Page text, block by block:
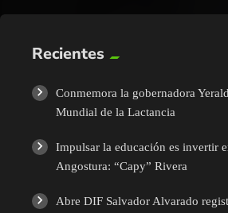
Recientes
Conmemora la gobernadora
Mundial de la Lactancia
Impulsar la educación es invertir
Angostura: “Capy” Rivera
Abre DIF Salvador Alvarado